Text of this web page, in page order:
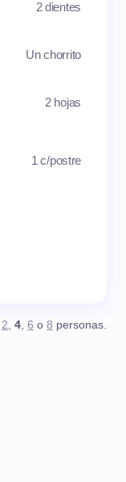
2 dientes
Un chorrito
2 hojas
1 c/postre
2, 4, 6 o 8 personas.